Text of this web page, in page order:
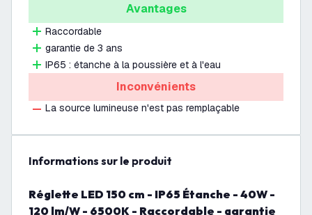
Avantages
Raccordable
garantie de 3 ans
IP65 : étanche à la poussière et à l'eau
Inconvénients
La source lumineuse n'est pas remplaçable
Informations sur le produit
Réglette LED 150 cm - IP65 Étanche - 40W -
120 lm/W - 6500K - Raccordable - garantie